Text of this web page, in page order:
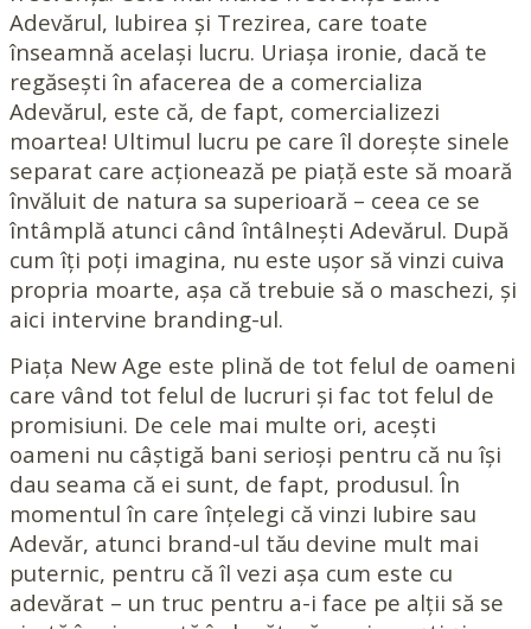
Adevărul, Iubirea și Trezirea, care toate
înseamnă același lucru. Uriașa ironie, dacă te
regăsești în afacerea de a comercializa
Adevărul, este că, de fapt, comercializezi
moartea! Ultimul lucru pe care îl dorește sinele
separat care acționează pe piață este să moară
învăluit de natura sa superioară – ceea ce se
întâmplă atunci când întâlnești Adevărul. După
cum îți poți imagina, nu este ușor să vinzi cuiva
propria moarte, așa că trebuie să o maschezi, și
aici intervine branding-ul.
Piața New Age este plină de tot felul de oameni
care vând tot felul de lucruri și fac tot felul de
promisiuni. De cele mai multe ori, acești
oameni nu câștigă bani serioși pentru că nu își
dau seama că ei sunt, de fapt, produsul. În
momentul în care înțelegi că vinzi Iubire sau
Adevăr, atunci brand-ul tău devine mult mai
puternic, pentru că îl vezi așa cum este cu
adevărat – un truc pentru a-i face pe alții să se